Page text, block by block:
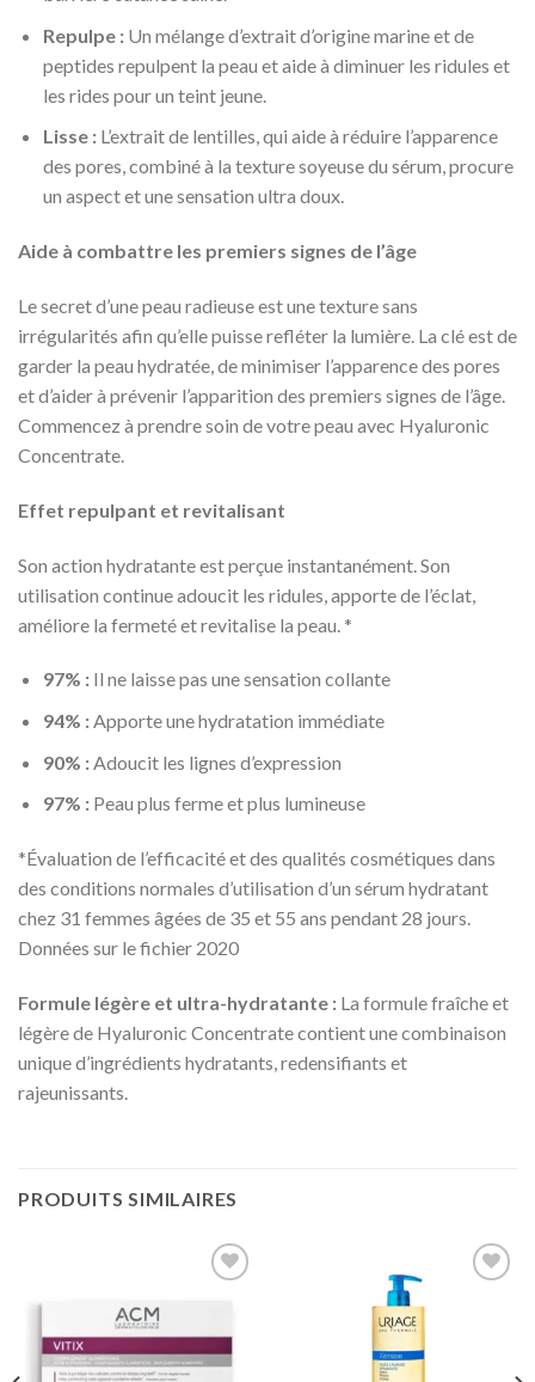
Repulpe :Un mélange d’extrait d’origine marine et de
peptides repulpent la peau et aide à diminuer les ridules et
les rides pour un teint jeune.
Lisse :L’extrait de lentilles, qui aide à réduire l’apparence
des pores, combiné à la texture soyeuse du sérum, procure
un aspect et une sensation ultra doux.
Aide à combattre les premiers signes de l’âge
Le secret d’une peau radieuse est une texture sans
irrégularités afin qu’elle puisse refléter la lumière. La clé est de
garder la peau hydratée, de minimiser l’apparence des pores
et d’aider à prévenir l’apparition des premiers signes de l’âge.
Commencez à prendre soin de votre peau avec Hyaluronic
Concentrate.
Effet repulpant et revitalisant
Son action hydratante est perçue instantanément. Son
utilisation continue adoucit les ridules, apporte de l’éclat,
améliore la fermeté et revitalise la peau. *
97% :Il ne laisse pas une sensation collante
94% :Apporte une hydratation immédiate
90% :Adoucit les lignes d’expression
97% :Peau plus ferme et plus lumineuse
*Évaluation de l’efficacité et des qualités cosmétiques dans
des conditions normales d’utilisation d’un sérum hydratant
chez 31 femmes âgées de 35 et 55 ans pendant 28 jours.
Données sur le fichier 2020
Formule légère et ultra-hydratante : La formule fraîche et
légère de Hyaluronic Concentrate contient une combinaison
unique d’ingrédients hydratants, redensifiants et
rajeunissants.
PRODUITS SIMILAIRES
Ajouter
à la liste
d’envies